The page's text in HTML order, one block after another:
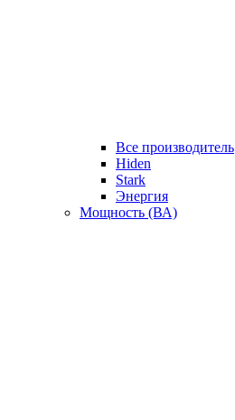
Все производитель
Hiden
Stark
Энергия
Мощность (ВА)